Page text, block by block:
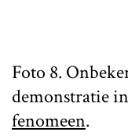
Foto 8.
demonstratie
fenomeen.